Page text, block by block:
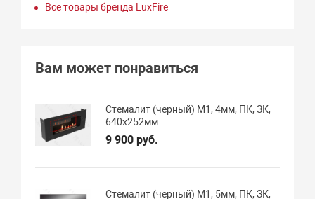
Все товары бренда LuxFire
Вам может понравиться
Стемалит (черный) М1, 4мм, ПК, ЗК,
640х252мм
9 900 руб.
Стемалит (черный) М1, 5мм, ПК, ЗК,